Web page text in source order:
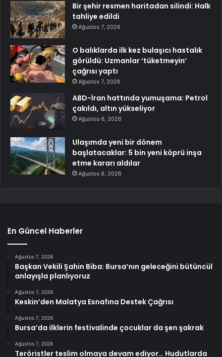
Bir şehir resmen haritadan silindi: Halk
tahliye edildi
Ağustos 7, 2026
O balıklarda ilk kez bulaşıcı hastalık
görüldü: Uzmanlar ‘tüketmeyin’
çağrısı yaptı
Ağustos 7, 2026
ABD-İran hattında yumuşama: Petrol
çakıldı, altın yükseliyor
Ağustos 6, 2026
Ulaşımda yeni bir dönem
başlatacaklar: 5 bin yeni köprü inşa
etme kararı aldılar
Ağustos 6, 2026
En Güncel Haberler
Ağustos 7, 2026
Başkan Vekili Şahin Biba: Bursa’nın geleceğini bütüncül
anlayışla planlıyoruz
Ağustos 7, 2026
Keskin’den Malatya Esnafına Destek Çağrısı
Ağustos 7, 2026
Bursa’da ilklerin festivalinde çocuklar da şen şakrak
Ağustos 7, 2026
Teröristler teslim olmaya devam ediyor… Hudutlarda